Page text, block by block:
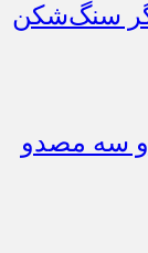
سنگ‌شکن
و سه مصدو